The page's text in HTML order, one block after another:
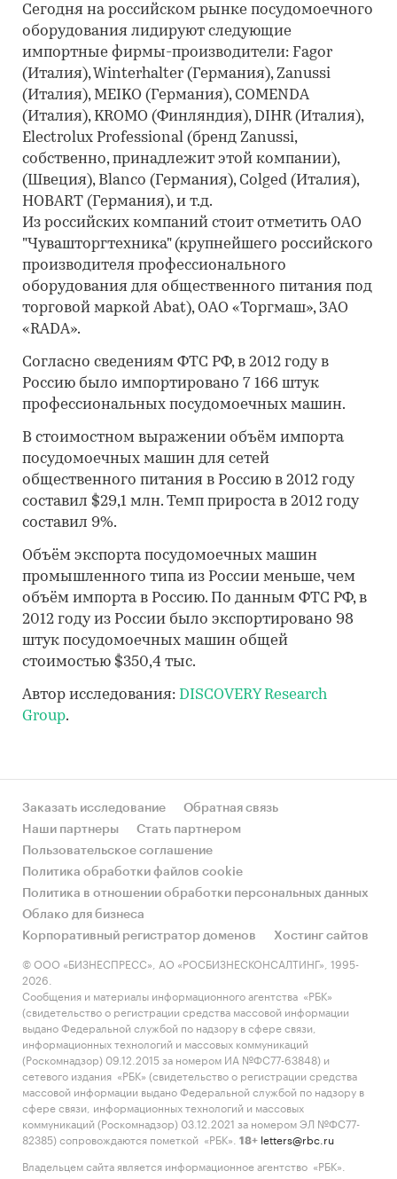
Сегодня на российском рынке посудомоечного
оборудования лидируют следующие
импортные фирмы-производители: Fagor
(Италия), Winterhalter (Германия), Zanussi
(Италия), MEIKO (Германия), COMENDA
(Италия), KROMO (Финляндия), DIHR (Италия),
Electrolux Professional (бренд Zanussi,
собственно, принадлежит этой компании),
(Швеция), Blanco (Германия), Colged (Италия),
HOBART (Германия), и т.д.
Из российских компаний стоит отметить ОАО
"Чувашторгтехника" (крупнейшего российского
производителя профессионального
оборудования для общественного питания под
торговой маркой Abat), ОАО «Торгмаш», ЗАО
«RADA».
Согласно сведениям ФТС РФ, в 2012 году в
Россию было импортировано 7 166 штук
профессиональных посудомоечных машин.
В стоимостном выражении объём импорта
посудомоечных машин для сетей
общественного питания в Россию в 2012 году
составил $29,1 млн. Темп прироста в 2012 году
составил 9%.
Объём экспорта посудомоечных машин
промышленного типа из России меньше, чем
объём импорта в Россию. По данным ФТС РФ, в
2012 году из России было экспортировано 98
штук посудомоечных машин общей
стоимостью $350,4 тыс.
Автор исследования: DISCOVERY Research
Group.
Заказать исследование
Обратная связь
Наши партнеры
Стать партнером
Пользовательское соглашение
Политика обработки файлов cookie
Политика в отношении обработки персональных данных
Облако для бизнеса
Корпоративный регистратор доменов
Хостинг сайтов
© ООО «БИЗНЕСПРЕСС», АО «РОСБИЗНЕСКОНСАЛТИНГ», 1995-
2026.
Сообщения и материалы информационного агентства «РБК»
(свидетельство о регистрации средства массовой информации
выдано Федеральной службой по надзору в сфере связи,
информационных технологий и массовых коммуникаций
(Роскомнадзор) 09.12.2015 за номером ИА №ФС77-63848) и
сетевого издания «РБК» (свидетельство о регистрации средства
массовой информации выдано Федеральной службой по надзору в
сфере связи, информационных технологий и массовых
коммуникаций (Роскомнадзор) 03.12.2021 за номером ЭЛ №ФС77-
82385) сопровождаются пометкой «РБК».
18+ letters@rbc.ru
Владельцем сайта является информационное агентство «РБК».